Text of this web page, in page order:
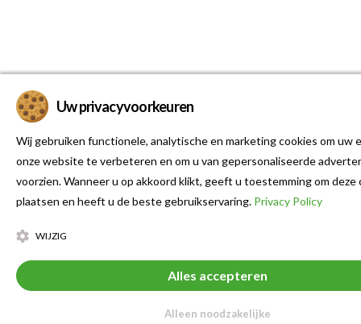
Uw privacyvoorkeuren
Wij gebruiken functionele, analytische en marketing cookies om uw
onze website te verbeteren en om u van gepersonaliseerde
voorzien. Wanneer u op akkoord klikt, geeft u toestemming om deze
plaatsen en heeft u de beste gebruikservaring. Privacy Policy
WIJZIG
Alles accepteren
Alleen noodzakelijke